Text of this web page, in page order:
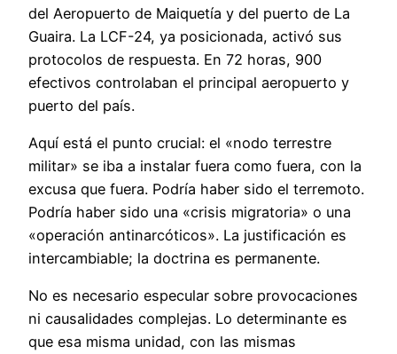
del Aeropuerto de Maiquetía y del puerto de La
Guaira. La LCF-24, ya posicionada, activó sus
protocolos de respuesta. En 72 horas, 900
efectivos controlaban el principal aeropuerto y
puerto del país.
Aquí está el punto crucial: el «nodo terrestre
militar» se iba a instalar fuera como fuera, con la
excusa que fuera. Podría haber sido el terremoto.
Podría haber sido una «crisis migratoria» o una
«operación antinarcóticos». La justificación es
intercambiable; la doctrina es permanente.
No es necesario especular sobre provocaciones
ni causalidades complejas. Lo determinante es
que esa misma unidad, con las mismas